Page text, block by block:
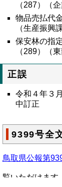
（287）（
物品売払代
（生産振興課
保安林の指
（289）（
正誤
令和４年３
中訂正
9399号全
鳥取県公報第
覧いただけます